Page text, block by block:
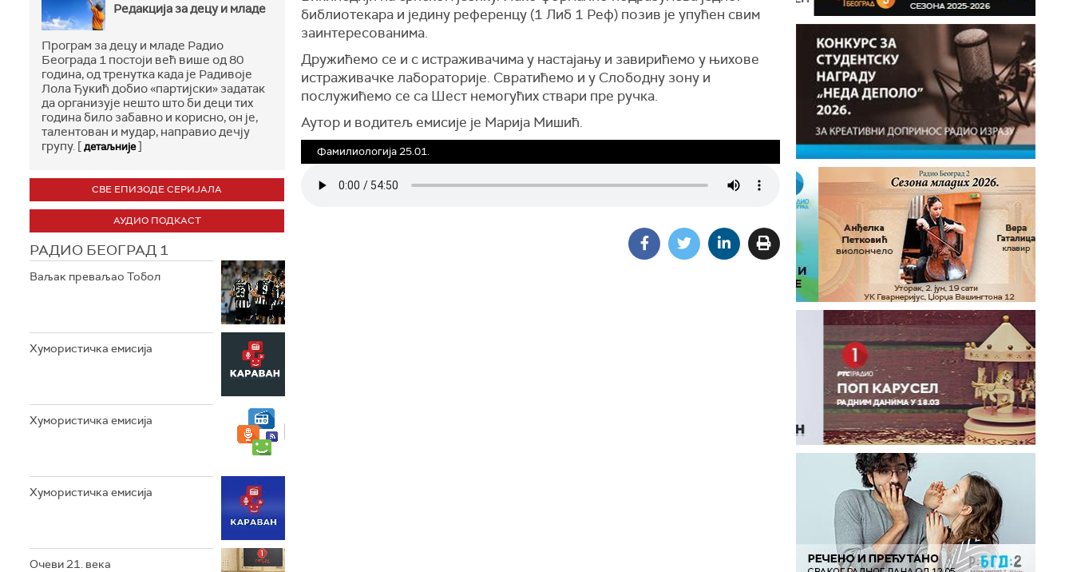
Редакција за децу и младе
Програм за децу и младе Радио
Београда 1 постоји већ више од 80
година, од тренутка када је Радивоје
Лола Ђукић добио «партијски» задатак
да организује нешто што би деци тих
година било забавно и корисно, он је,
талентован и мудар, направио дечју
групу. [детаљније]
СВЕ ЕПИЗОДЕ СЕРИЈАЛА
АУДИО ПОДКАСТ
РАДИО БЕОГРАД 1
Ваљак преваљао Тобол
Хумористичка емисија
Хумористичка емисија
Хумористичка емисија
Очеви 21. века
библиотекара и једину референцу (1 Либ 1 Реф) позив је упућен свим
заинтересованима.
Дружићемо се и с истраживачима у настајању и завирићемо у њихове
истраживачке лабораторије. Свратићемо и у Слободну зону и
послужићемо се са Шест немогућих ствари пре ручка.
Аутор и водитељ емисије је Марија Мишић.
Фамилиологија 25.01.